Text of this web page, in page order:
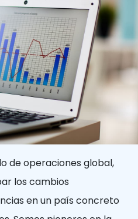
de operaciones global,
los cambios
en un país concreto